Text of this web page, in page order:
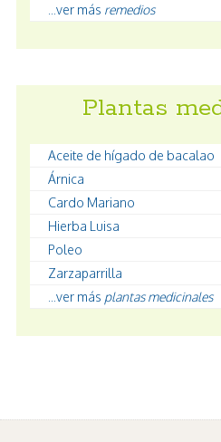
...ver más remedios
Plantas
Aceite de hígado de bacalao
Árnica
Cardo Mariano
Hierba Luisa
Poleo
Zarzaparrilla
...ver más plantas medicinales